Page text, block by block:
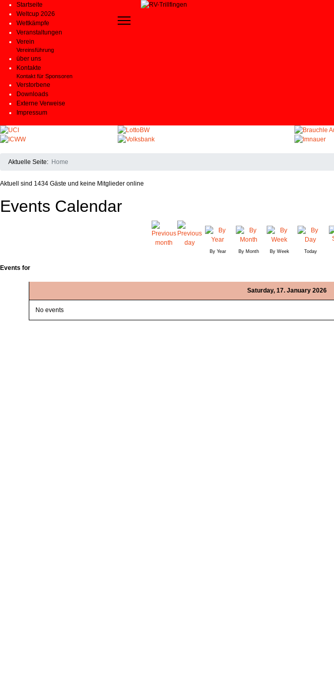
Startseite
Weltcup 2026
Wettkämpfe
Veranstaltungen
Verein
Vereinsführung
über uns
Kontakte
Kontakt für Sponsoren
Verstorbene
Downloads
Externe Verweise
Impressum
Aktuelle Seite: Home
Aktuell sind 1434 Gäste und keine Mitglieder online
Events Calendar
By Year By Month By Week Today
Events for
Saturday, 17. January 2026
No events